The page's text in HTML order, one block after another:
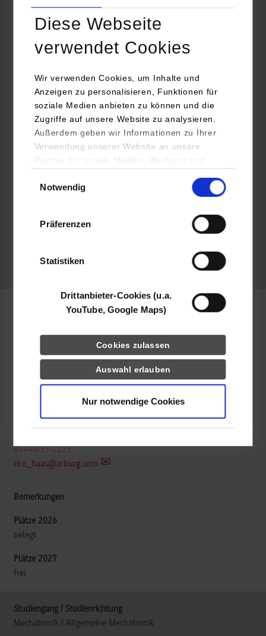
Diese Webseite
verwendet Cookies
Wir verwenden Cookies, um Inhalte und
Anzeigen zu personalisieren, Funktionen für
soziale Medien anbieten zu können und die
Zugriffe auf unsere Website zu analysieren.
Außerdem geben wir Informationen zu Ihrer
Verwendung unserer Website an unsere
Partner für soziale Medien, Werbung und
YouTube, Google Maps) führen diese
Daten zusammen, die Sie ihnen bereitgestellt
haben oder die sie im Rahmen Ihrer Nutzung
Notwendig
Präferenzen
Statistiken
Drittanbieter-Cookies (u.a.
YouTube, Google Maps)
Cookies zulassen
Auswahl erlauben
Nur notwendige Cookies
Maschinenbau / Konstruktion und Entwicklung
ARBURG GmbH + Co KG
www.arburg.com
Rico Haas
07446/33-2115
rico_haas@arburg.com
ARBURG GmbH + Co KG
Loßburg
07446/33-2115
rico_haas@arburg.com
belegt
frei
Mechatronik / Allgemeine Mechatronik